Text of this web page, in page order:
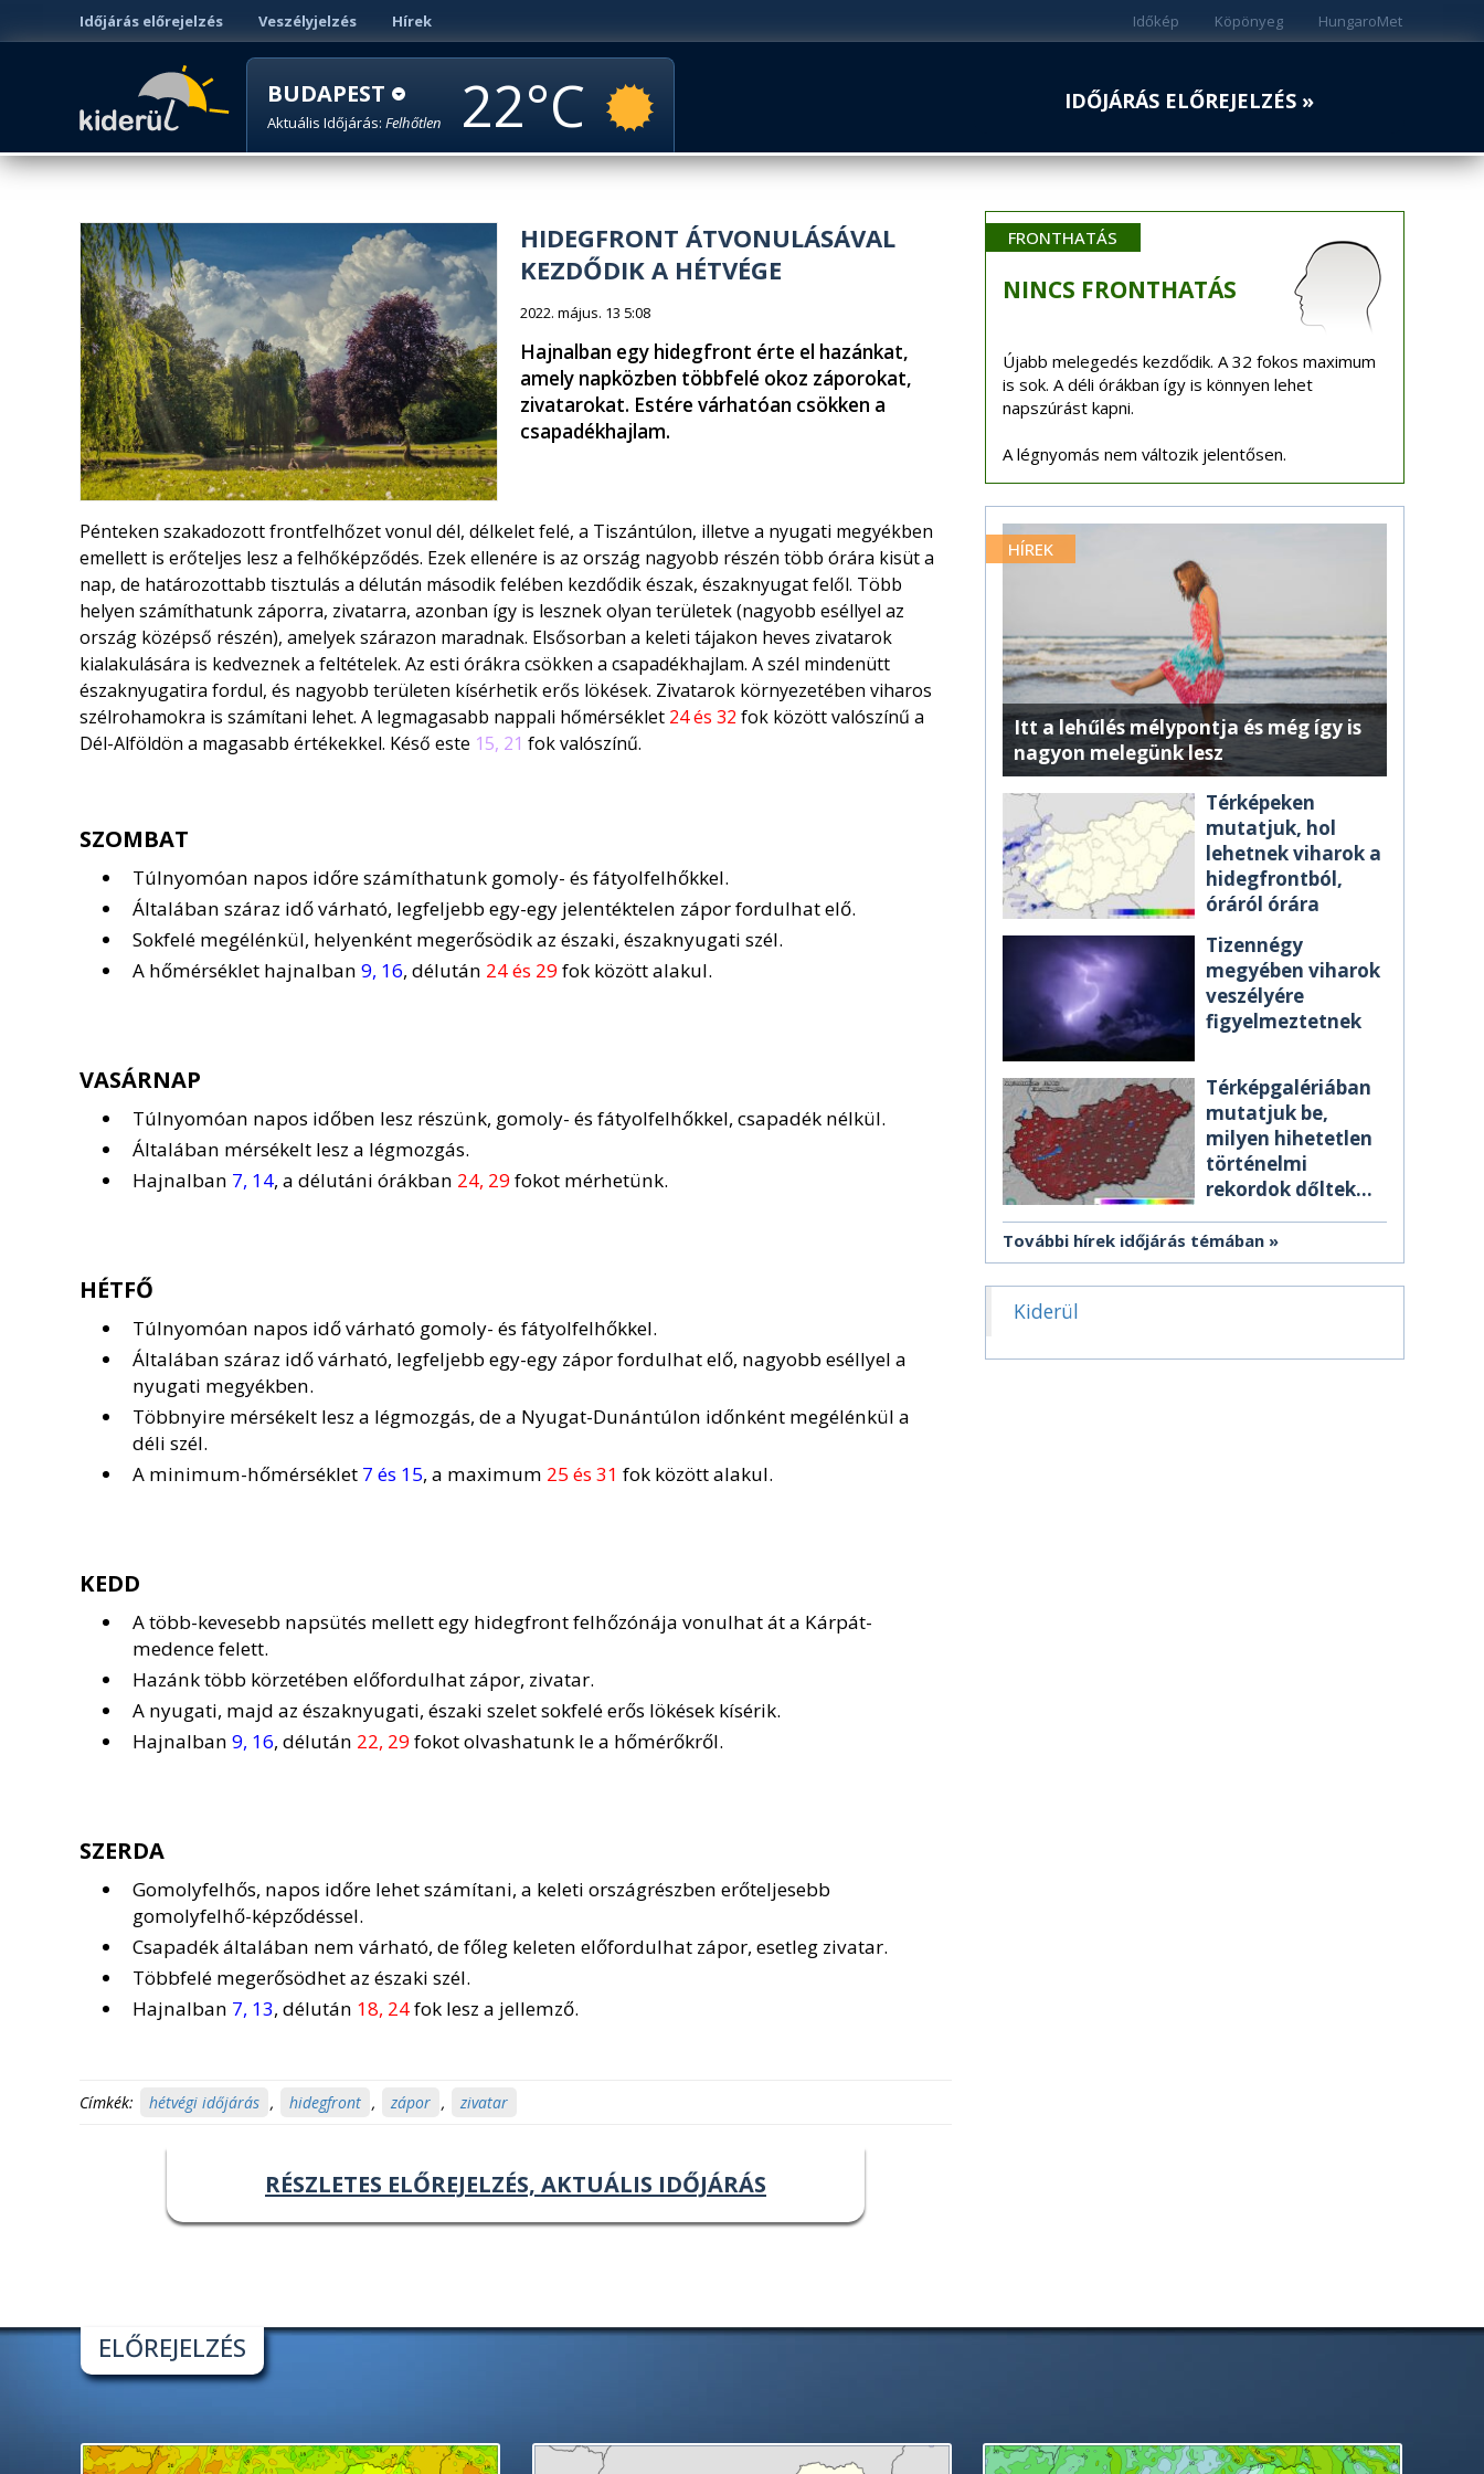
Időjárás előrejelzés Veszélyjelzés Hírek HungaroMet
Köpönyeg
Időkép
BUDAPEST
Aktuális Időjárás: Felhőtlen 22 IDŐJÁRÁS ELŐREJELZÉS »
HIDEGFRONT ÁTVONULÁSÁVAL
KEZDŐDIK A HÉTVÉGE
2022. május. 13 5:08
Hajnalban egy hidegfront érte el hazánkat,
amely napközben többfelé okoz záporokat,
zivatarokat. Estére várhatóan csökken a
csapadékhajlam.
Pénteken szakadozott frontfelhőzet vonul dél, délkelet felé, a Tiszántúlon, illetve a nyugati megyékben
emellett is erőteljes lesz a felhőképződés. Ezek ellenére is az ország nagyobb részén több órára kisüt a
nap, de határozottabb tisztulás a délután második felében kezdődik észak, északnyugat felől. Több
helyen számíthatunk záporra, zivatarra, azonban így is lesznek olyan területek (nagyobb eséllyel az
ország középső részén), amelyek szárazon maradnak. Elsősorban a keleti tájakon heves zivatarok
kialakulására is kedveznek a feltételek. Az esti órákra csökken a csapadékhajlam. A szél mindenütt
északnyugatira fordul, és nagyobb területen kísérhetik erős lökések. Zivatarok környezetében viharos
szélrohamokra is számítani lehet. A legmagasabb nappali hőmérséklet 24 és 32 fok között valószínű a
Dél-Alföldön a magasabb értékekkel. Késő este 15, 21 fok valószínű.
SZOMBAT
Túlnyomóan napos időre számíthatunk gomoly- és fátyolfelhőkkel.
Általában száraz idő várható, legfeljebb egy-egy jelentéktelen zápor fordulhat elő.
Sokfelé megélénkül, helyenként megerősödik az északi, északnyugati szél.
A hőmérséklet hajnalban 9, 16, délután 24 és 29fok között alakul.
VASÁRNAP
Túlnyomóan napos időben lesz részünk, gomoly- és fátyolfelhőkkel, csapadék nélkül.
Általában mérsékelt lesz a légmozgás.
Hajnalban 7, 14, a délutáni órákban 24, 29fokot mérhetünk.
HÉTFŐ
Túlnyomóan napos idő várható gomoly- és fátyolfelhőkkel.
Általában száraz idő várható, legfeljebb egy-egy zápor fordulhat elő, nagyobb eséllyel a
nyugati megyékben.
Többnyire mérsékelt lesz a légmozgás, de a Nyugat-Dunántúlon időnként megélénkül a
déli szél.
A minimum-hőmérséklet 7 és 15, a maximum 25 és 31 fok között alakul.
KEDD
A több-kevesebb napsütés mellett egy hidegfront felhőzónája vonulhat át a Kárpát-
medence felett.
Hazánk több körzetében előfordulhat zápor, zivatar.
A nyugati, majd az északnyugati, északi szelet sokfelé erős lökések kísérik.
Hajnalban 9, 16, délután 22, 29fokot olvashatunk le a hőmérőkről.
SZERDA
Gomolyfelhős, napos időre lehet számítani, a keleti országrészben erőteljesebb
gomolyfelhő-képződéssel.
Csapadék általában nem várható, de főleg keleten előfordulhat zápor, esetleg zivatar.
Többfelé megerősödhet az északi szél.
Hajnalban 7, 13, délután 18, 24fok lesz a jellemző.
Címkék: hétvégi időjárás , hidegfront , zápor , zivatar
RÉSZLETES ELŐREJELZÉS, AKTUÁLIS IDŐJÁRÁS
FRONTHATÁS
NINCS FRONTHATÁS
Újabb melegedés kezdődik. A 32 fokos maximum
is sok. A déli órákban így is könnyen lehet
napszúrást kapni.
A légnyomás nem változik jelentősen.
HÍREK
Itt a lehűlés mélypontja és még így is
nagyon melegünk lesz
Térképeken
mutatjuk, hol
lehetnek viharok a
hidegfrontból,
óráról órára
Tizennégy
megyében viharok
veszélyére
figyelmeztetnek
Térképgalériában
mutatjuk be,
milyen hihetetlen
történelmi
rekordok dőltek
További hírek időjárás témában
Kiderül
ELŐREJELZÉS